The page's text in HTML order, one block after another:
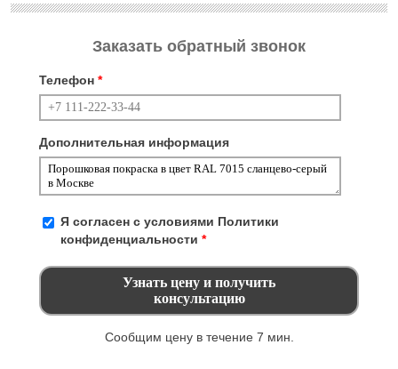
Заказать обратный звонок
Телефон *
Дополнительная информация
Я согласен с условиями Политики
конфиденциальности *
Сообщим цену в течение 7 мин.